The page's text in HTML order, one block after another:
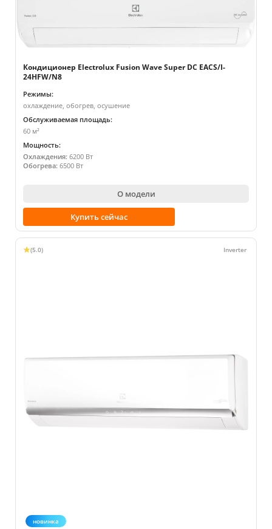
Кондиционер Electrolux Fusion Wave Super DC EACS/I-
24HFW/N8
Режимы:
охлаждение, обогрев, осушение
Обслуживаемая площадь:
60 м²
Мощность:
Охлаждения: 6200 Вт
Обогрева: 6500 Вт
О модели
Купить сейчас
(5.0)
новинка